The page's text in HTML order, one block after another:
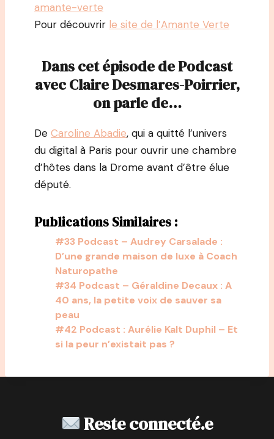
amante-verte
Pour découvrir le site de l’Amante Verte
Dans cet épisode de Podcast
avec Claire Desmares-Poirrier,
on parle de…
De Caroline Abadie, qui a quitté l’univers
du digital à Paris pour ouvrir une chambre
d’hôtes dans la Drome avant d’être élue
député.
Publications Similaires :
#33 Podcast – Audrey Carsalade :
D’une grande maison de luxe à Coach
Naturopathe
#34 Podcast – Géraldine Decaux : A
40 ans, la petite voix de sauver sa
peau
#42 Podcast : Aurélie Kalt Duphil – Et
si la peur n’existait pas ?
Reste connecté.e